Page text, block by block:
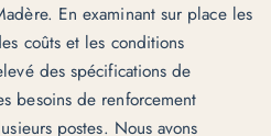
En examinant sur place les
coûts et les conditions
des spécifications de
besoins de renforcement
postes. Nous avons